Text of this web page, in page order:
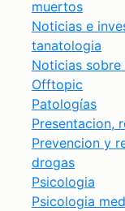
muertos
Noticias e
tanatologia
Noticias
Offtopic
Patologías
Presentacion,
Prevencion y
drogas
Psicologia
Psicologia